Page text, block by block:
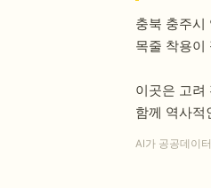
충북 충주시
목줄 착용이
이곳은 고려
함께 역사적
AI가 공공데이